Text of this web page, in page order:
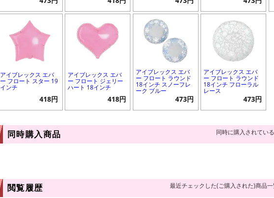
アイブレックス エバ
ー フロート スター 19
インチ
418円
アイブレックス エバ
ー フロート ジェリー
ハート 18インチ
418円
アイブレックス エバ
ー フロート ラウンド
18インチ スノーフレ
ーク ブルー
473円
アイブレックス エバ
ー フロート ラウンド
18インチ フローラル
レース
473円
同時購入商品 同時に購入されてい
閲覧履歴 最近チェックした(ご購入された)商品一